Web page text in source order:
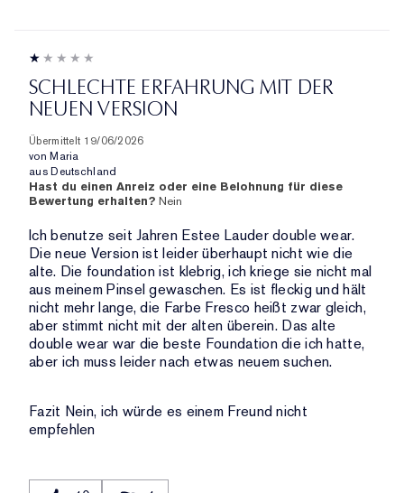
SCHLECHTE ERFAHRUNG MIT DER
NEUEN VERSION
Übermittelt 19/06/2026
von Maria
aus Deutschland
Hast du einen Anreiz oder eine Belohnung für diese
Bewertung erhalten? Nein
Ich benutze seit Jahren Estee Lauder double wear.
Die neue Version ist leider überhaupt nicht wie die
alte. Die foundation ist klebrig, ich kriege sie nicht mal
aus meinem Pinsel gewaschen. Es ist fleckig und hält
nicht mehr lange, die Farbe Fresco heißt zwar gleich,
aber stimmt nicht mit der alten überein. Das alte
double wear war die beste Foundation die ich hatte,
aber ich muss leider nach etwas neuem suchen.
Fazit Nein, ich würde es einem Freund nicht
empfehlen